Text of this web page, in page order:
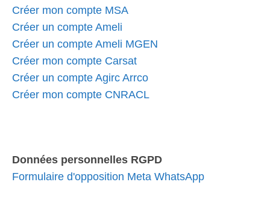
Créer mon compte MSA
Créer un compte Ameli
Créer un compte Ameli MGEN
Créer mon compte Carsat
Créer un compte Agirc Arrco
Créer mon compte CNRACL
Données personnelles RGPD
Formulaire d'opposition Meta WhatsApp